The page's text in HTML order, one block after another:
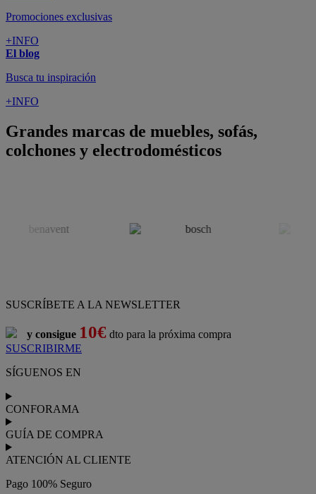
Promociones exclusivas
+INFO
El blog
Busca tu inspiración
+INFO
Grandes marcas de muebles, sofás,
colchones y electrodomésticos
SUSCRÍBETE A LA NEWSLETTER
y consigue 10€ dto para la próxima compra
SUSCRIBIRME
SÍGUENOS EN
CONFORAMA
GUÍA DE COMPRA
ATENCIÓN AL CLIENTE
Pago 100% Seguro